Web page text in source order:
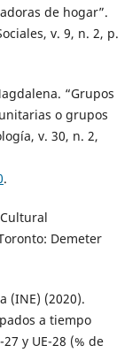
de hogar”.
v. 9, n. 2, p.
“Grupos
o grupos
v. 30, n. 2,
.
Demeter
(INE) (2020).
a tiempo
y UE-28 (% de